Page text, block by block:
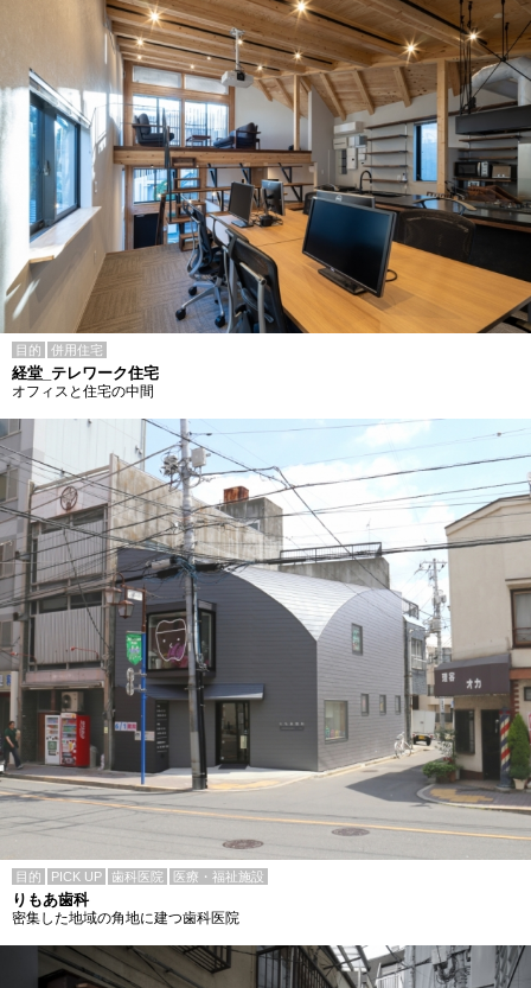
目的 併用住宅
経堂_テレワーク住宅
オフィスと住宅の中間
目的 PICK UP 歯科医院 医療・福祉施設
りもあ歯科
密集した地域の角地に建つ歯科医院